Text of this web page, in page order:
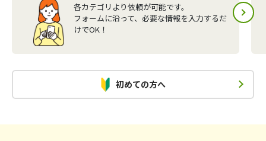
各カテゴリより依頼が可能です。
フォームに沿って、必要な情報を入力するだ
けでOK！
初めての方へ